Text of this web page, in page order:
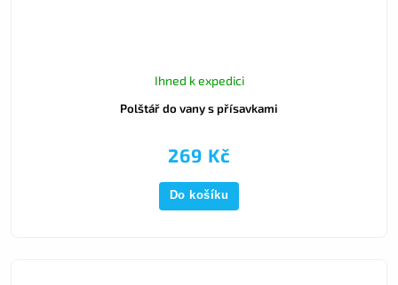
Polštář do vany s přísavkami
Ihned k expedici
269 Kč
Do košíku